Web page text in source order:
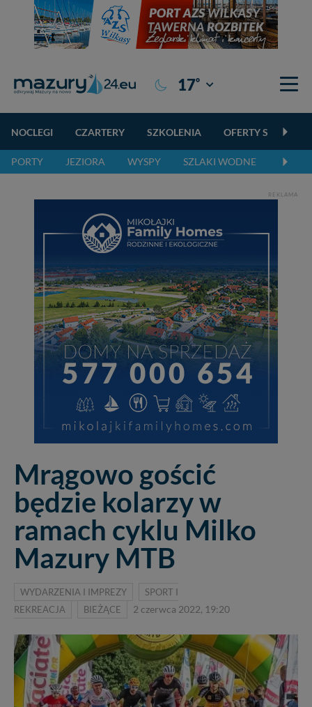
17° Giżycko
NOCLEGI CZARTERY SZKOLENIA OFERTY
PORTY JEZIORA WYSPY SZLAKI WODNE
REKLAMA
Mrągowo gościć
będzie kolarzy w
ramach cyklu Milko
Mazury MTB
WYDARZENIA I IMPREZY
SPORT I
REKREACJA
BIEŻĄCE 2 czerwca 2022, 19:20